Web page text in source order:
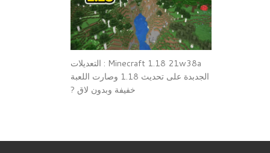
Minecraft 1.18 21w38a : التعديلات
الجدبدة على تحديث 1.18 وصارت اللعبة
خفيفة وبدون لاق ?